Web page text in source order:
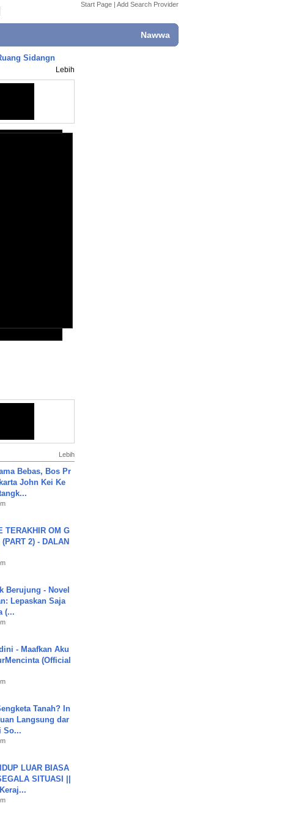
Start Page | Add Search Provider
Nawwa
Sidangn
Lebih
Lebih
Bebas, Bos Pr
John Kei Ke
TERAKHIR OM G
(PART 2) - DALAN
Berujung - Novel
Lepaskan Saja
(...
- Maafkan Aku
(Official
Tanah? In
Langsung dar
So...
LUAR BIASA
SITUASI ||